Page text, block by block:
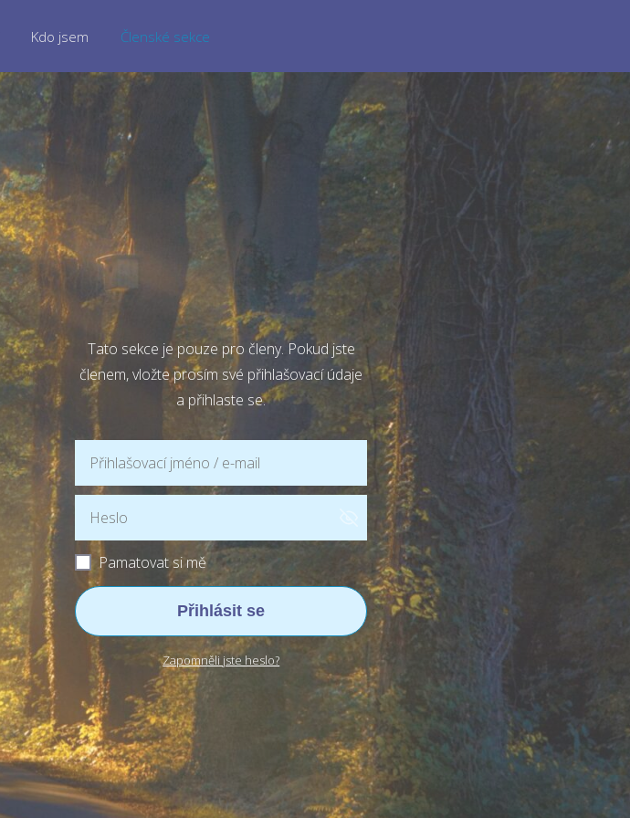
Kdo jsem Členské sekce
Tato sekce je pouze pro členy. Pokud jste
členem, vložte prosím své přihlašovací údaje
a přihlaste se.
Pamatovat si mě
Přihlásit se
Zapomněli jste heslo?